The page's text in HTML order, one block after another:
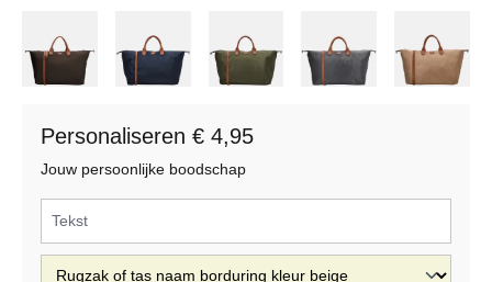
Personaliseren € 4,95
Jouw persoonlijke boodschap